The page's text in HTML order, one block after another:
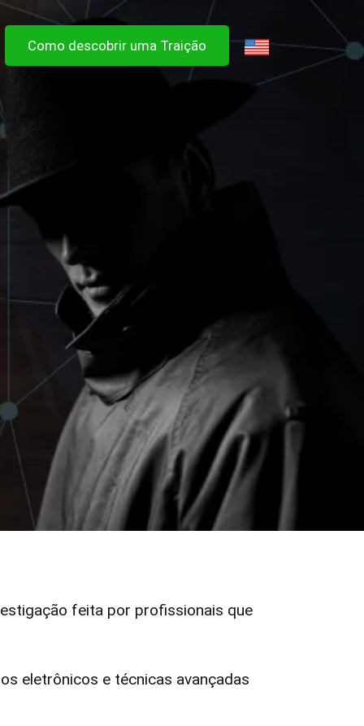
Como descobrir uma Traição
feita por profissionais que
eletrônicos e técnicas avançadas